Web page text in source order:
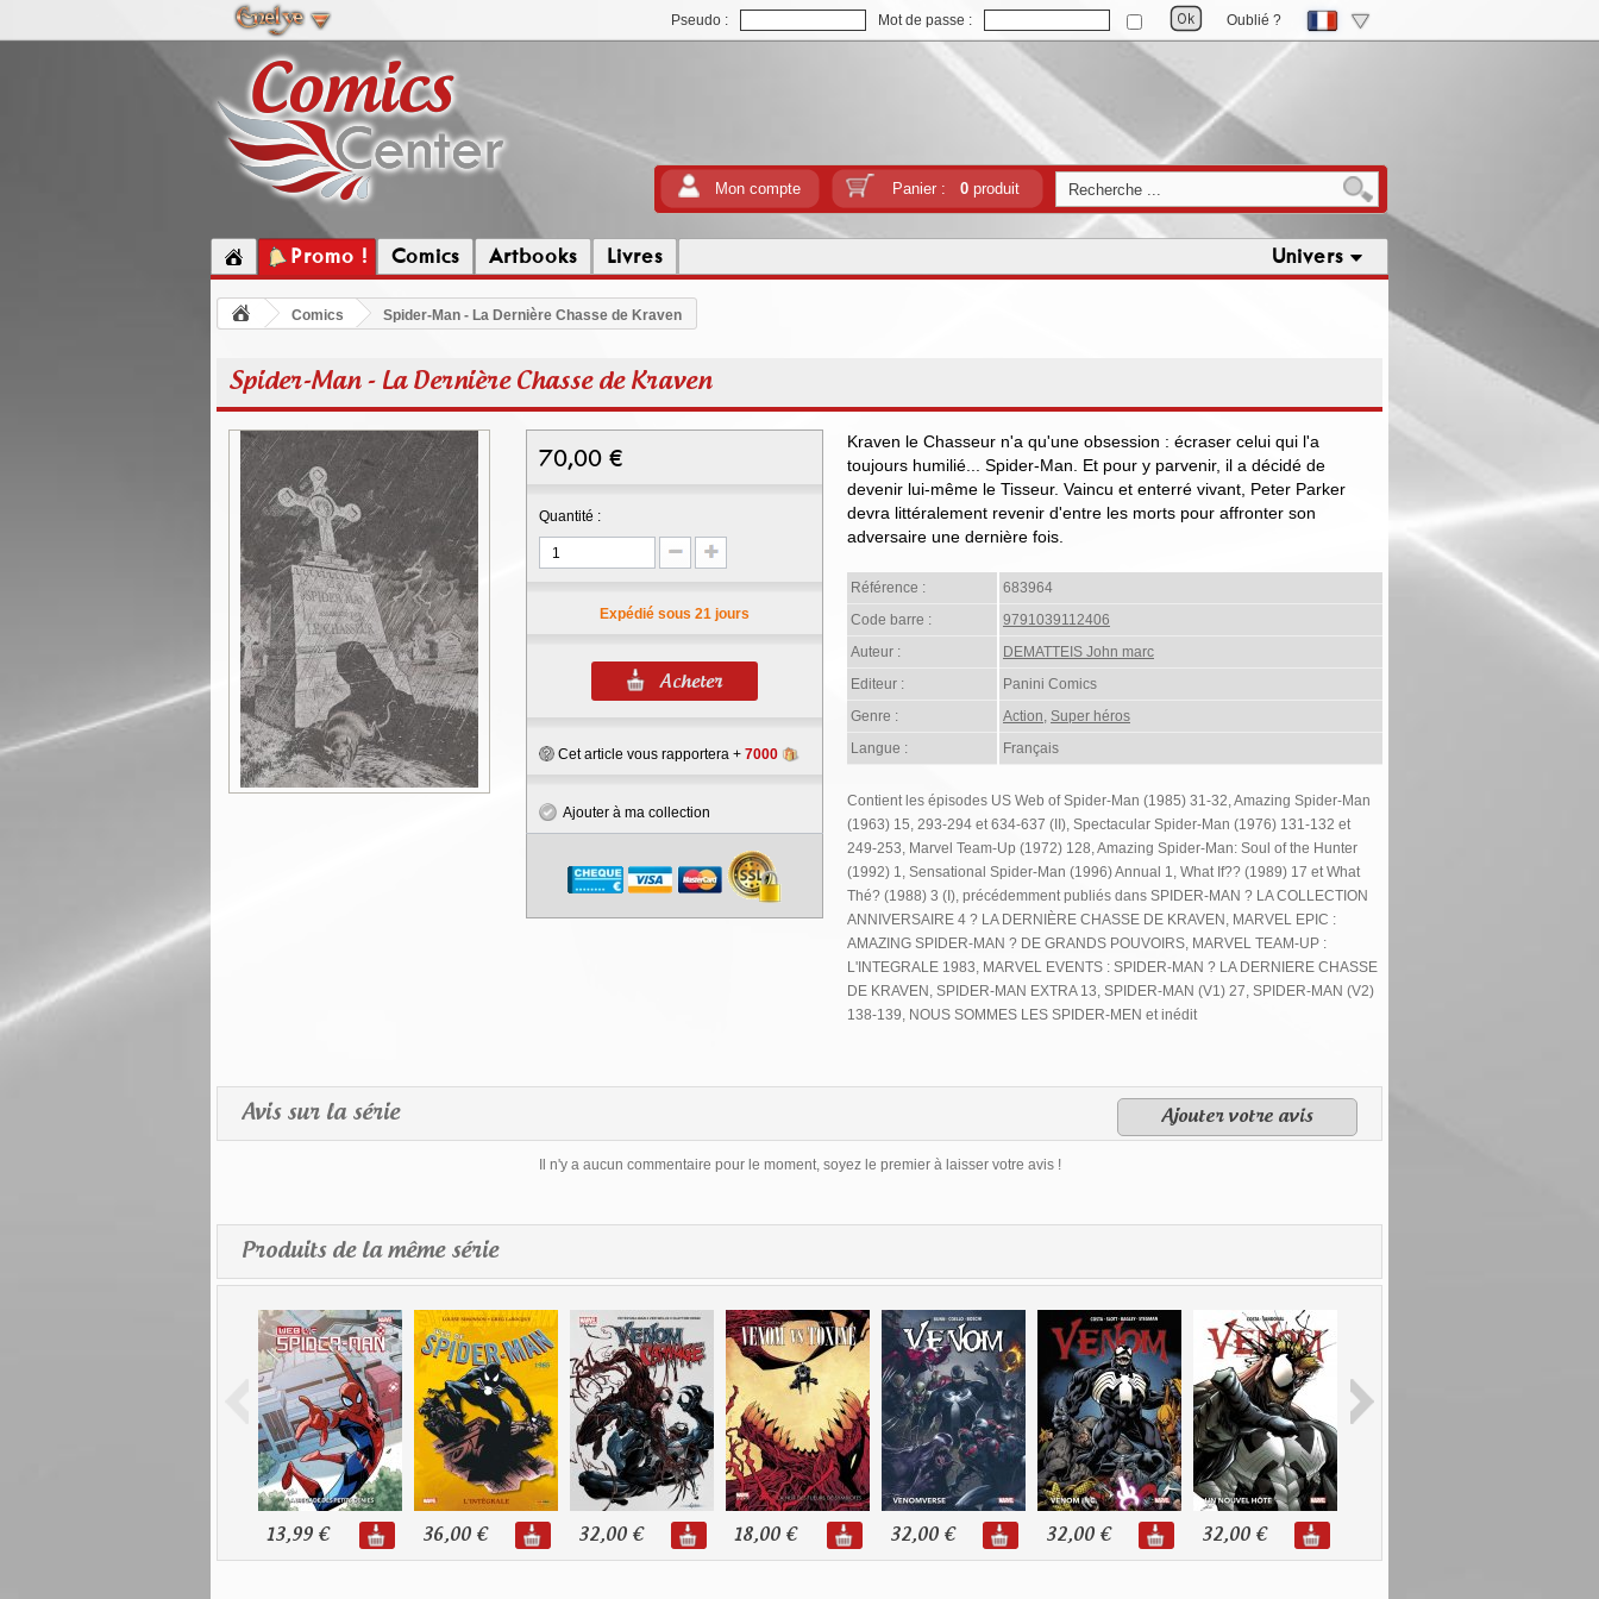
Pseudo : Mot de passe : Oublié ?
Mon compte Panier : 0produit
Promo ! Comics Artbooks Livres Univers
Comics Spider-Man - La Dernière Chasse de Kraven
Spider-Man - La Dernière Chasse de Kraven
70,00 €
Quantité :
Expédié sous 21 jours
Cet article vous rapportera + 7000
Ajouter à ma collection
Kraven le Chasseur n'a qu'une obsession : écraser celui qui l'a
toujours humilié... Spider-Man. Et pour y parvenir, il a décidé de
devenir lui-même le Tisseur. Vaincu et enterré vivant, Peter Parker
devra littéralement revenir d'entre les morts pour affronter son
adversaire une dernière fois.
Référence :
683964
Code barre :
9791039112406
Auteur :
DEMATTEIS John marc
Editeur :
Panini Comics
Genre :
Action, Super héros
Langue :
Français
Contient les épisodes US Web of Spider-Man (1985) 31-32, Amazing Spider-Man
(1963) 15, 293-294 et 634-637 (II), Spectacular Spider-Man (1976) 131-132 et
249-253, Marvel Team-Up (1972) 128, Amazing Spider-Man: Soul of the Hunter
(1992) 1, Sensational Spider-Man (1996) Annual 1, What If?? (1989) 17 et What
Thé? (1988) 3 (I), précédemment publiés dans SPIDER-MAN ? LA COLLECTION
ANNIVERSAIRE 4 ? LA DERNIÈRE CHASSE DE KRAVEN, MARVEL EPIC :
AMAZING SPIDER-MAN ? DE GRANDS POUVOIRS, MARVEL TEAM-UP :
L'INTEGRALE 1983, MARVEL EVENTS : SPIDER-MAN ? LA DERNIERE CHASSE
DE KRAVEN, SPIDER-MAN EXTRA 13, SPIDER-MAN (V1) 27, SPIDER-MAN (V2)
138-139, NOUS SOMMES LES SPIDER-MEN et inédit
Avis sur la série Ajouter votre avis
Il n'y a aucun commentaire pour le moment, soyez le premier à laisser votre avis !
Produits de la même série
13,99 € 36,00 € 32,00 € 18,00 € 32,00 € 32,00 € 32,00 €